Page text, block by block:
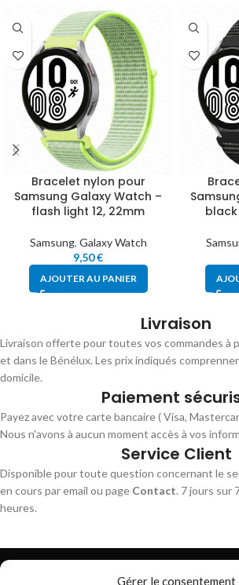
Gérer le consentement
Bracelet nylon pour
Samsung Galaxy Watch –
flash light 12, 22mm
Samsung, Galaxy Watch
9,50€
AJOUTER AU PANIER
black
Livraison
Livraison offerte pour toutes vos commandes à
et dans le Bénélux. Les prix indiqués
domicile.
Paiement
Payez avec votre carte bancaire ( Visa,
Nous n'avons à aucun moment accès à vos
Service Client
Disponible pour toute question concernant le
en cours par email ou page Contact. 7 jours sur
heures.